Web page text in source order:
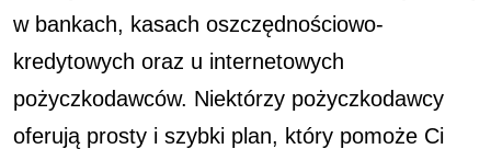
w bankach, kasach oszczędnościowo-
kredytowych oraz u internetowych
pożyczkodawców. Niektórzy pożyczkodawcy
oferują prosty i szybki plan, który pomoże Ci